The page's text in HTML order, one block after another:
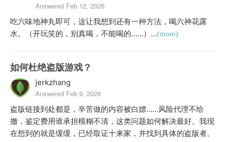
Answered Feb 12, 2026
吃六味地神丸即可，这让我想到还有一种方法，喝六神花露
水。（开玩笑的，别真喝，不能喝的……）...(more)
如何杜绝盗版游戏？
jerkzhang
Answered Feb 9, 2026
盗版链接到处都是，辛苦做的内容被白嫖……风险代理不给
撤，鉴定费用谁承担模糊不清，这类问题如何解决最好。我现
在想到的就是缓缓，已经取证十来家，并找到具体的盗版者。